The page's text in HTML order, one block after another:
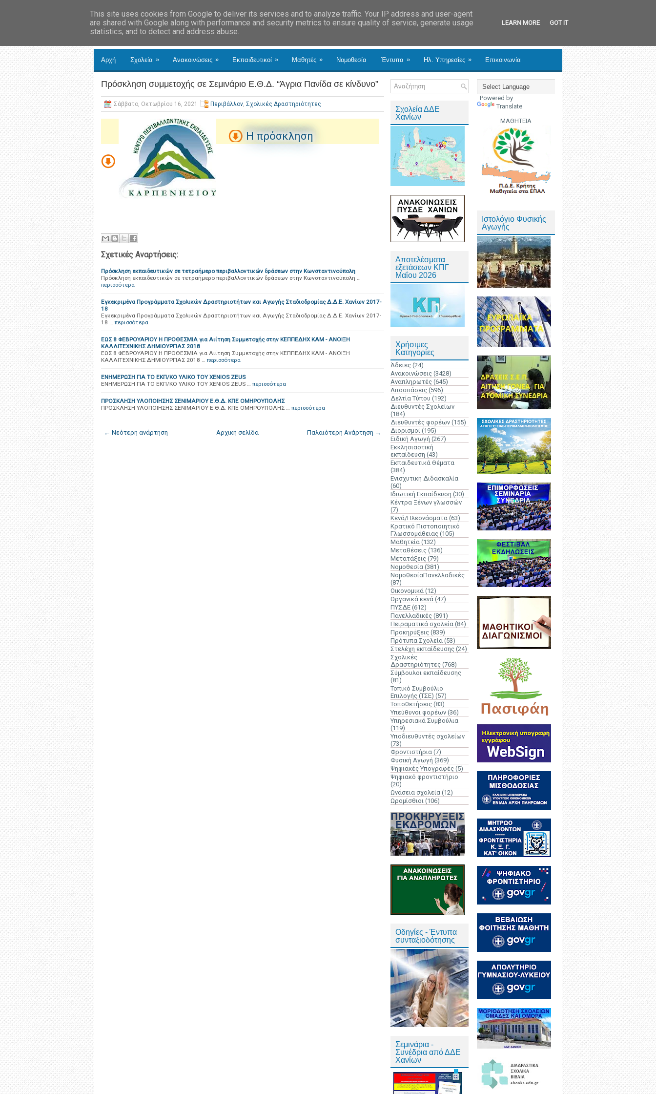
Αρχή Σχολεία » Ανακοινώσεις » Εκπαιδευτικοί » Μαθητές » Νομοθεσία Έντυπα » Ηλ. Υπηρεσίες » Επικοινωνία
Πρόσκληση συμμετοχής σε Σεμινάριο Ε.Θ.Δ. “Άγρια Πανίδα σε κίνδυνο”
Σάββατο, Οκτωβρίου 16, 2021 Περιβάλλον, Σχολικές Δραστηριότητες
H πρόσκληση
Σχετικές Αναρτήσεις:
Πρόσκληση εκπαιδευτικών σε τετραήμερο περιβαλλοντικών δράσεων στην Κωνσταντινούπολη
Πρόσκληση εκπαιδευτικών σε τετραήμερο περιβαλλοντικών δράσεων στην Κωνσταντινούπολη …
περισσότερα
Εγκεκριμένα Προγράμματα Σχολικών Δραστηριοτήτων και Αγωγής Σταδιοδρομίας Δ.Δ.Ε. Χανίων 2017-
18
Εγκεκριμένα Προγράμματα Σχολικών Δραστηριοτήτων και Αγωγής Σταδιοδρομίας Δ.Δ.Ε. Χανίων 2017-
18 … περισσότερα
ΕΩΣ 8 ΦΕΒΡΟΥΑΡΙΟΥ Η ΠΡΟΘΕΣΜΙΑ για Αιίτηση Συμμετοχής στην ΚΕΠΠΕΔΗΧ ΚΑΜ - ΑΝΟΙΞΗ
ΚΑΛΛΙΤΕΧΝΙΚΗΣ ΔΗΜΙΟΥΡΓΙΑΣ 2018
ΕΩΣ 8 ΦΕΒΡΟΥΑΡΙΟΥ Η ΠΡΟΘΕΣΜΙΑ για Αιίτηση Συμμετοχής στην ΚΕΠΠΕΔΗΧ ΚΑΜ - ΑΝΟΙΞΗ
ΚΑΛΛΙΤΕΧΝΙΚΗΣ ΔΗΜΙΟΥΡΓΙΑΣ 2018 … περισσότερα
ΕΝΗΜΕΡΩΣΗ ΓΙΑ ΤΟ ΕΚΠ/ΚΟ ΥΛΙΚΟ ΤΟΥ XENIOS ZEUS
ΕΝΗΜΕΡΩΣΗ ΓΙΑ ΤΟ ΕΚΠ/ΚΟ ΥΛΙΚΟ ΤΟΥ XENIOS ZEUS … περισσότερα
ΠΡΟΣΚΛΗΣΗ ΥΛΟΠΟΙΗΣΗΣ ΣΕΝΙΜΑΡΙΟΥ Ε.Θ.Δ. ΚΠΕ ΟΜΗΡΟΥΠΟΛΗΣ
ΠΡΟΣΚΛΗΣΗ ΥΛΟΠΟΙΗΣΗΣ ΣΕΝΙΜΑΡΙΟΥ Ε.Θ.Δ. ΚΠΕ ΟΜΗΡΟΥΠΟΛΗΣ … περισσότερα
← Νεότερη ανάρτηση Παλαιότερη Ανάρτηση →
Αρχική σελίδα
Σχολεία ΔΔΕ
Χανίων
Αποτελέσματα
εξετάσεων ΚΠΓ
Μαΐου 2026
Χρήσιμες
Κατηγορίες
Άδειες (24)
Ανακοινώσεις (3428)
Αναπληρωτές (645)
Αποσπάσεις (596)
Δελτία Τύπου (192)
Διευθυντές Σχολείων
(184)
Διευθυντές φορέων (155)
Διορισμοί (195)
Ειδική Αγωγή (267)
Εκκλησιαστική
εκπαίδευση (43)
Εκπαιδευτικά Θέματα
(384)
Ενισχυτική Διδασκαλία
(60)
Ιδιωτική Εκπαίδευση (30)
Κέντρα Ξένων γλωσσών
(7)
Κενά/Πλεονάσματα (63)
Κρατικό Πιστοποιητικό
Γλωσσομάθειας (105)
Μαθητεία (132)
Μεταθέσεις (136)
Μετατάξεις (79)
Νομοθεσία (381)
ΝομοθεσίαΠανελλαδικές
(87)
Οικονομικά (12)
Οργανικά κενά (47)
ΠΥΣΔΕ (612)
Πανελλαδικές (891)
Πειραματικά σχολεία (84)
Προκηρύξεις (839)
Πρότυπα Σχολεία (53)
Στελέχη εκπαίδευσης (24)
Σχολικές
Δραστηριότητες (768)
Σύμβουλοι εκπαίδευσης
(81)
Τοπικό Συμβούλιο
Επιλογής (ΤΣΕ) (57)
Τοποθετήσεις (83)
Υπεύθυνοι φορέων (36)
Υπηρεσιακά Συμβούλια
(119)
Υποδιευθυντές σχολείων
(73)
Φροντιστήρια (7)
Φυσική Αγωγή (369)
Ψηφιακές Υπογραφές (5)
Ψηφιακό φροντιστήριο
(20)
Ωνάσεια σχολεία (12)
Ωρομίσθιοι (106)
Οδηγίες - Έντυπα
συνταξιοδότησης
Σεμινάρια -
Συνέδρια από ΔΔΕ
Χανίων
Powered by
Translate
ΜΑΘΗΤΕΙΑ
Ιστολόγιο Φυσικής
Αγωγής
This site uses cookies from Google to deliver its services and to analyze traffic. Your IP address and user-agent
are shared with Google along with performance and security metrics to ensure quality of service, generate usage
statistics, and to detect and address abuse.
LEARN MORE GOT IT